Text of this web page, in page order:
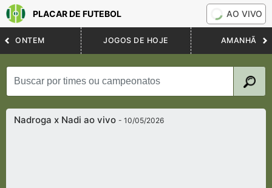
PLACAR DE FUTEBOL AO VIVO
ONTEM JOGOS DE HOJE AMANHÃ
Nadroga x Nadi ao vivo- 10/05/2026